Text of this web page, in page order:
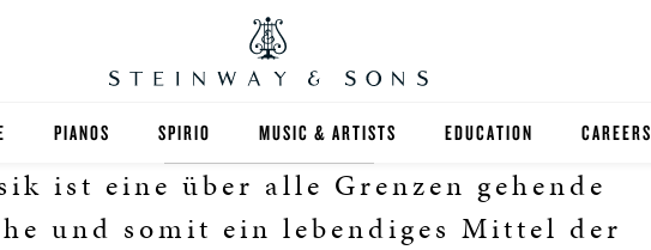
PIANOS
GRANDS
SPIRIO
SPIRIO R
MUSIC & ARTISTS EDUCATION
FIND A TEACHER
CAREERS
ist eine über alle Grenzen gehende
und somit ein lebendiges Mittel der